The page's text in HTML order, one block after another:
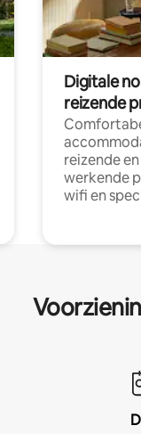
Digitale
reizende
reizende
werkende
wifi en